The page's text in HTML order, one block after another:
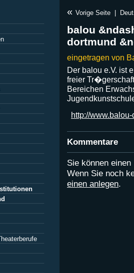
« Vorige Seite
balou
dortmund
eingetragen von
Der balou e.V. ist
freier
Bereichen
http://
Kommentare
Sie können
Wenn Sie noch
einen anlegen.